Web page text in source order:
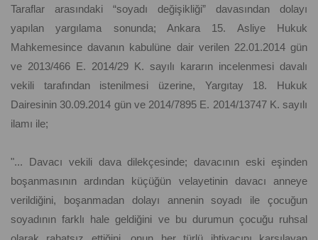
Taraflar arasındaki “soyadı değişikliği” davasından dolayı
yapılan yargılama sonunda; Ankara 15. Asliye Hukuk
Mahkemesince davanın kabulüne dair verilen 22.01.2014 gün
ve 2013/466 E. 2014/29 K. sayılı kararın incelenmesi davalı
vekili tarafından istenilmesi üzerine, Yargıtay 18. Hukuk
Dairesinin 30.09.2014 gün ve 2014/7895 E. 2014/13747 K. sayılı
ilamı ile;
"... Davacı vekili dava dilekçesinde; davacının eski eşinden
boşanmasının ardından küçüğün velayetinin davacı anneye
verildiğini, boşanmadan dolayı annenin soyadı ile çocuğun
soyadının farklı hale geldiğini ve bu durumun çocuğu ruhsal